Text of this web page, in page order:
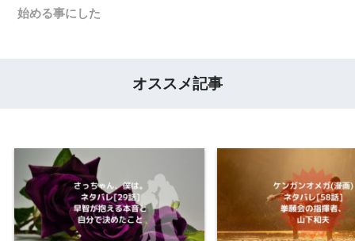
始める事にした
オススメ記事